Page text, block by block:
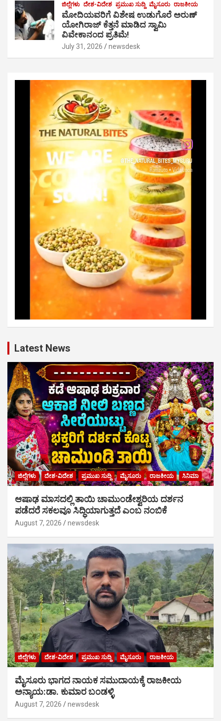
ಜಿಲ್ಲೆಗಳು ದೇಶ-ವಿದೇಶ ಪ್ರಮುಖ ಸುದ್ದಿ ಮೈಸೂರು ರಾಜಕೀಯ
ಮೋದಿಯವರಿಗೆ ವಿಶೇಷ ಉಡುಗೊರೆ ಅರುಣ್
ಯೋಗಿರಾಜ್ ಕೆತ್ತನೆ ಮಾಡಿದ ಸ್ವಾಮಿ
ವಿವೇಕಾನಂದ ಪ್ರತಿಮೆ!
July 31, 2026 newsdesk
Latest News
ಜಿಲ್ಲೆಗಳು ದೇಶ-ವಿದೇಶ ಪ್ರಮುಖ ಸುದ್ದಿ ಮೈಸೂರು ರಾಜಕೀಯ ಸಿನಿಮಾ
ಆಷಾಢ ಮಾಸದಲ್ಲಿ ತಾಯಿ ಚಾಮುಂಡೇಶ್ವರಿಯ ದರ್ಶನ
ಪಡೆದರೆ ಸಕಲವೂ ಸಿದ್ಧಿಯಾಗುತ್ತದೆ ಎಂಬ ನಂಬಿಕೆ
August 7, 2026 newsdesk
ಜಿಲ್ಲೆಗಳು ದೇಶ-ವಿದೇಶ ಪ್ರಮುಖ ಸುದ್ದಿ ಮೈಸೂರು ರಾಜಕೀಯ
ಮೈಸೂರು ಭಾಗದ ನಾಯಕ ಸಮುದಾಯಕ್ಕೆ ರಾಜಕೀಯ
ಅನ್ಯಾಯ:ಡಾ. ಕುಮಾರ ಬಂಡಳ್ಳಿ
August 7, 2026 newsdesk